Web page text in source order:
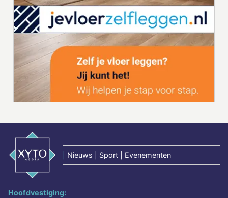
Nieuws | Sport | Evenementen
Hoofdvestiging: